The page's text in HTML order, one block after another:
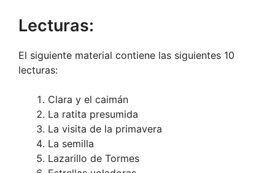
Lecturas:
El siguiente material contiene las siguientes 10
lecturas:
Clara y el caimán
La ratita presumida
La visita de la primavera
La semilla
Lazarillo de Tormes